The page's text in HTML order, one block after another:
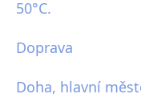
50°C.
Doprava
Doha, hlavní